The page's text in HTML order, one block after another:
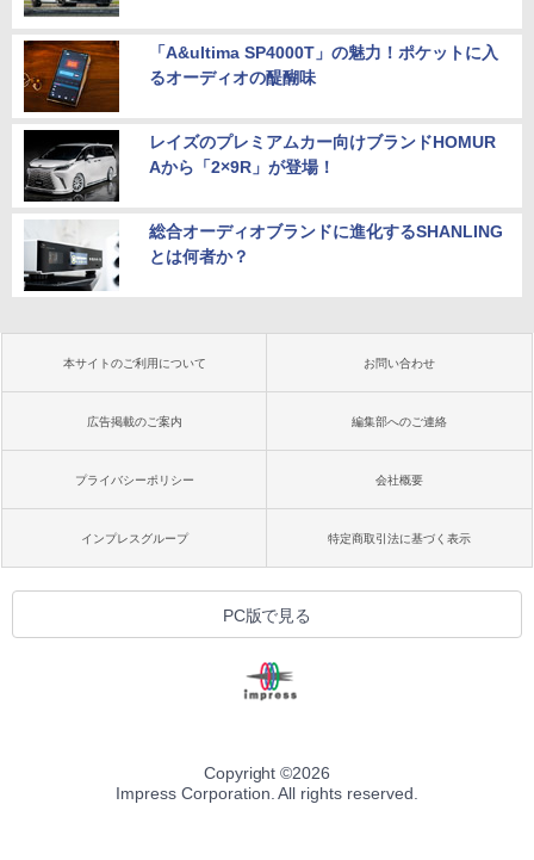
「A&ultima SP4000T」の魅力！ポケットに入
るオーディオの醍醐味
レイズのプレミアムカー向けブランドHOMUR
Aから「2×9R」が登場！
総合オーディオブランドに進化するSHANLING
とは何者か？
本サイトのご利用について お問い合わせ
広告掲載のご案内 編集部へのご連絡
プライバシーポリシー 会社概要
インプレスグループ 特定商取引法に基づく表示
PC版で見る
Copyright ©2026
Impress Corporation. All rights reserved.